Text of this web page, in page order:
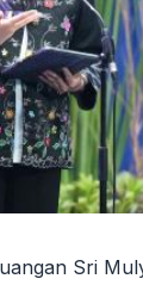
Sri